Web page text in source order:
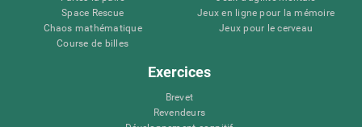
Space Rescue
Chaos mathématique
Course de billes
Jeux en ligne pour la mémoire
Jeux pour le cerveau
Exercices
Brevet
Revendeurs